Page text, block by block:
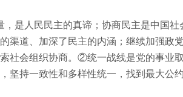
是人民民主的真谛；协商民主是中国
渠道、加深了民主的内涵；继续加强
社会组织协商。②统一战线是党的事业
坚持一致性和多样性统一，找到最大